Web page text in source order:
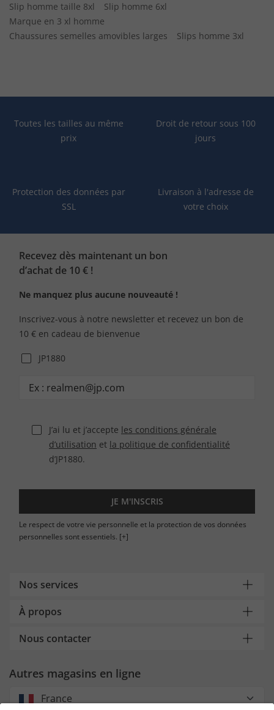
Slip homme taille 8xl
Slip homme 6xl
Marque en 3 xl homme
Chaussures semelles amovibles larges
Slips homme 3xl
Toutes les tailles au même
prix
Droit de retour sous 100
jours
Protection des données par
SSL
Livraison à l'adresse de
votre choix
Recevez dès maintenant un bon
d’achat de 10 € !
Ne manquez plus aucune nouveauté !
Inscrivez-vous à notre newsletter et recevez un bon de
10 € en cadeau de bienvenue
JP1880
J’ai lu et j’accepte les conditions générale
d’utilisation et la politique de confidentialité
d’JP1880.
JE M'INSCRIS
Le respect de votre vie personnelle et la protection de vos données
personnelles sont essentiels. [+]
Nos services
À propos
Nous contacter
Autres magasins en ligne
France